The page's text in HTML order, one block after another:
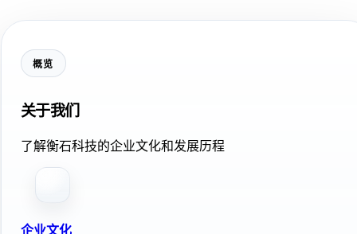
概览
关于我们
了解衡石科技的企业文化和发展历程
企业文化